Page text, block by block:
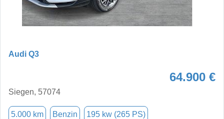
Audi Q3
64.900 €
Siegen, 57074
5.000 km Benzin 195 kw (265 PS)